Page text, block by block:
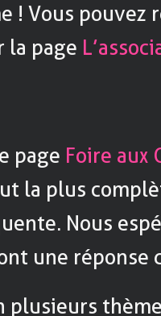
! Vous pouvez
la page
page Foire aux
la plus
Nous
une réponse
plusieurs